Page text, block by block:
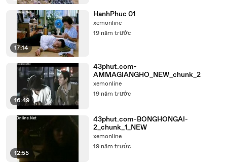
17:14
HanhPhuc 01
xemonline
19 năm trước
16:49
43phut.com-
AMMAGIANGHO_NEW_chunk_2
xemonline
19 năm trước
12:55
43phut.com-BONGHONGAI-
2_chunk_1_NEW
xemonline
19 năm trước